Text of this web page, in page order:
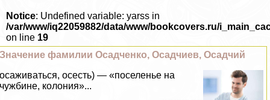
Notice: Undefined variable: yarss in
/var/www/iq22059882/data/www/bookcovers.ru/
on line 19
Значение фамилии Осадченко, Осадчиев, Осадчий
осаживаться, осесть) — «поселенье на
чужбине, колония»...